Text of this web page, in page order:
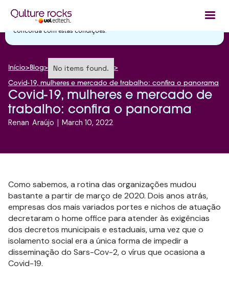
Utilizamos cookies essenciais e tecnologias semelhantes de acordo
com a nossaPolítica de Privacidade
concorda com estas condições.
Início> Blog> No items found. >
Covid-19, mulheres e mercado de trabalho: confira o panorama
Covid-19, mulheres e mercado de
trabalho: confira o panorama
Renan Araújo | March 10, 2022
Como sabemos, a rotina das organizações mudou
bastante a partir de março de 2020. Dois anos atrás,
empresas dos mais variados portes e nichos de atuação
decretaram o home office para atender às exigências
dos decretos municipais e estaduais, uma vez que o
isolamento social era a única forma de impedir a
disseminação do Sars-Cov-2, o vírus que ocasiona a
Covid-19.